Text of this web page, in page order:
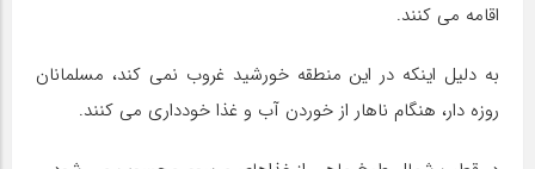
اقامه می کنند.
به دلیل اینکه در این منطقه خورشید غروب نمی کند، مسلمانان
روزه دار، هنگام ناهار از خوردن آب و غذا خودداری می کنند.